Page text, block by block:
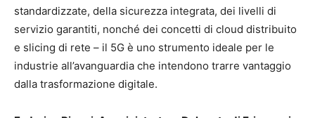
standardizzate, della sicurezza integrata, dei livelli di
servizio garantiti, nonché dei concetti di cloud distribuito
e slicing di rete – il 5G è uno strumento ideale per le
industrie all’avanguardia che intendono trarre vantaggio
dalla trasformazione digitale.